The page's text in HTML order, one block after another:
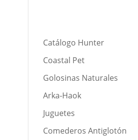
Catálogo Hunter
Coastal Pet
Golosinas Naturales
Arka-Haok
Juguetes
Comederos Antiglotón